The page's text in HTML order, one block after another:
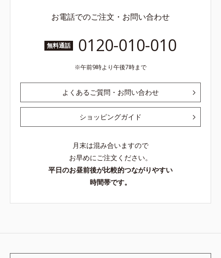
お電話でのご注文・お問い合わせ
無料通話 0120-010-010
午前9時より午後7時まで
よくあるご質問・お問い合わせ
ショッピングガイド
月末は混み合いますので
お早めにご注文ください。
平日のお昼前後が比較的つながりやすい
時間帯です。